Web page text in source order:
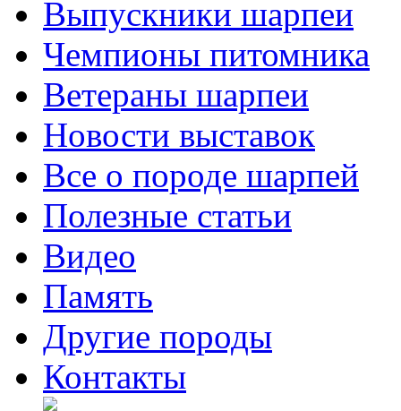
Выпускники шарпеи
Чемпионы питомника
Ветераны шарпеи
Новости выставок
Все о породе шарпей
Полезные статьи
Видео
Память
Другие породы
Контакты